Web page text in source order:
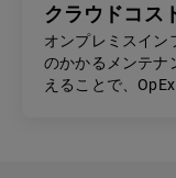
クラウドコス
オンプレミスイン
のかかるメンテナ
えることで、